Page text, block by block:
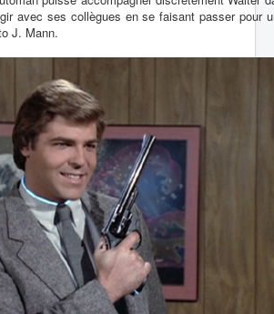
avec ses collègues en se faisant passer pour
J. Mann.